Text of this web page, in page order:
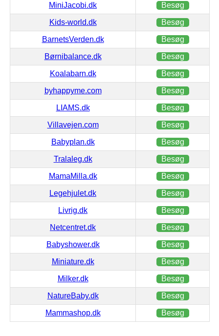
MiniJacobi.dk Besøg
Kids-world.dk Besøg
BarnetsVerden.dk Besøg
Børnibalance.dk Besøg
Koalabarn.dk Besøg
byhappyme.com Besøg
LIAMS.dk Besøg
Villavejen.com Besøg
Babyplan.dk Besøg
Tralaleg.dk Besøg
MamaMilla.dk Besøg
Legehjulet.dk Besøg
Livrig.dk Besøg
Netcentret.dk Besøg
Babyshower.dk Besøg
Miniature.dk Besøg
Milker.dk Besøg
NatureBaby.dk Besøg
Mammashop.dk Besøg